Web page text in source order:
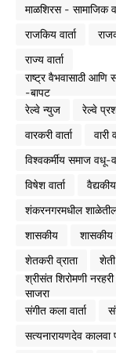
माळशिरस - सामाजिक
राजकिय वार्ता
राज्य वार्ता
राष्ट्र वैभवासाठी आणि
-बापट
रेल्वे न्युज
रेल्वे
वारकरी वार्ता
वारी
विश्वकर्मीय समाज
विषेश वार्ता
वैद्यकीय
शंकरनगरमधील शाळेतील
शासकीय
शासकीय
शेतकरी व्राता
शेती
श्रीसंत शिरोमणी
साजरा
संगीत कला वार्ता
सत्यनारायणदेव कालवा